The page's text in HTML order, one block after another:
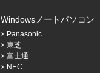
Windowsノートパソコン
Panasonic
東芝
富士通
NEC